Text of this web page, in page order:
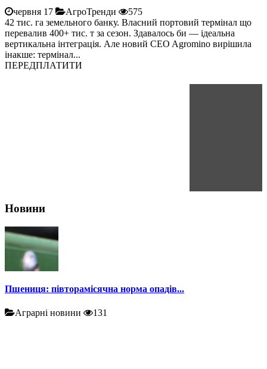
червня 17 АгроТренди
575
42 тис. га земельного банку. Власний портовий термінал що
перевалив 400+ тис. т за сезон. Здавалось би — ідеальна
вертикальна інтеграція. Але новий CEO Agromino вирішила
інакше: термінал...
ПЕРЕДПЛАТИТИ
Новини
Пшениця: півторамісячна норма опадів...
Аграрні новини 131